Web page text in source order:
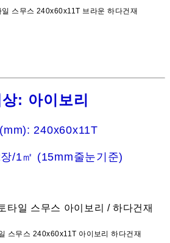
스무스 240x60x11T 브라운 하다건재
: 아이보리
240x60x11T
/1㎡ (15mm줄눈기준)
스무스 240x60x11T 아이보리 하다건재